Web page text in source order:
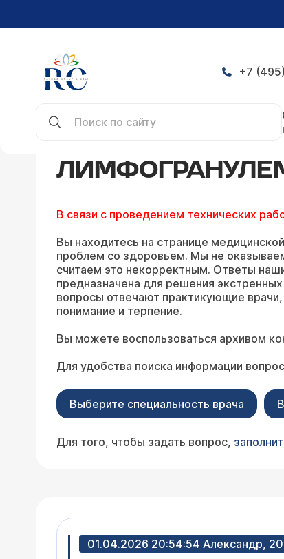
+7
В связи с проведением технических
Вы находитесь на странице
проблем со здоровьем. Мы не
считаем это некорректным. Ответы
предназначена для решения
вопросы отвечают практикующие
понимание и терпение.
Вы можете воспользоваться архивом
Для удобства поиска информации
Выберите специальность врача
Для того, чтобы задать вопрос,
01.04.2026 20:54:54 Александр,